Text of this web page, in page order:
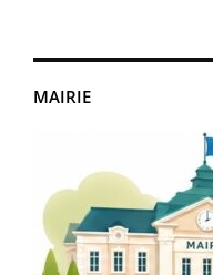
MAIRIE